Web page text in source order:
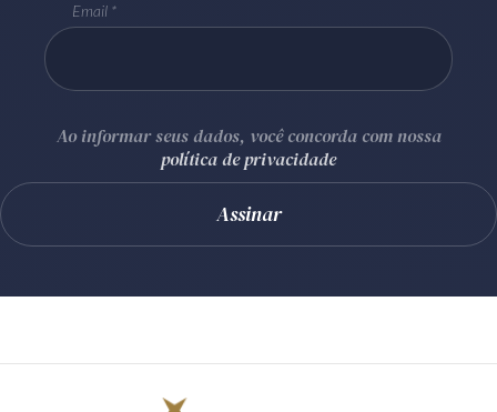
Email
Ao informar seus dados, você concorda com nossa
política de privacidade